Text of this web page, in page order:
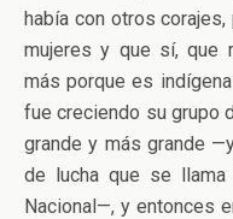
había con otros
mujeres y que sí, que
más porque es
fue creciendo su grupo
grande y más grande
de lucha que se llama
Nacional—, y entonces